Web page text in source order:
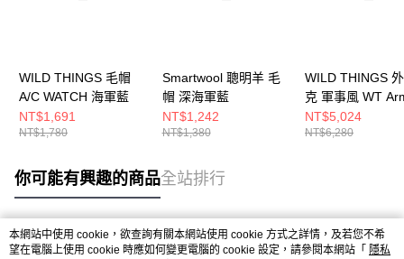
WILD THINGS 毛帽
A/C WATCH 海軍藍
NT$1,691
NT$1,780
Smartwool 聰明羊 毛
帽 深海軍藍
NT$1,242
NT$1,380
WILD THINGS
克 軍事風 WT
Cordura 海軍藍
NT$5,024
NT$6,280
你可能有興趣的商品全站排行
熱門標籤
本網站中使用 cookie，欲查詢有關本網站使用 cookie 方式之詳情，及若您不希
望在電腦上使用 cookie 時應如何變更電腦的 cookie 設定，請參閱本網站「 隱私